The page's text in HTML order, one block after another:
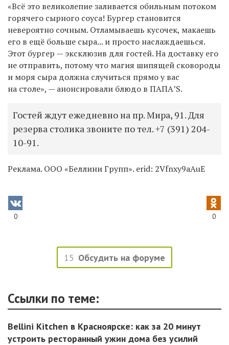
«Всё это великолепие заливается обильным потоком
горячего сырного соуса! Бургер становится
невероятно сочным. Отламываешь кусочек, макаешь
его в ещё больше сыра... и просто наслаждаешься.
Этот бургер — эксклюзив для гостей. На доставку его
не отправить, потому что магия шипящей сковороды
и моря сыра должна случиться прямо у вас
на столе», — анонсировали блюдо в ПАПА’S.
Гостей ждут ежедневно на пр. Мира, 91. Для
резерва столика звоните по тел. +7 (391) 204-
10-91.
Реклама. ООО «Беллини Групп». erid: 2Vfnxy9aAuE
0 0
15 Обсудить на форуме
Ссылки по теме:
Bellini Kitchen в Красноярске: как за 20 минут
устроить ресторанный ужин дома без усилий